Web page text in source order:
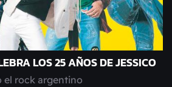
LOS 25 AÑOS DE JESSICO
el rock argentino